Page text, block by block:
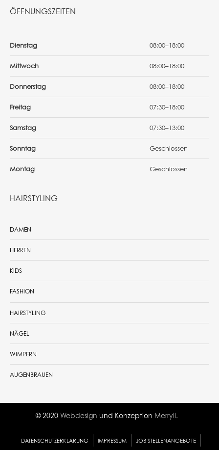
ÖFFNUNGSZEITEN
Dienstag 08:00–18:00
Mittwoch 08:00–18:00
Donnerstag 08:00–18:00
Freitag 07:30–18:00
Samstag 07:30–13:00
Sonntag Geschlossen
Montag Geschlossen
HAIRSTYLING
DAMEN
HERREN
KIDS
FASHION
HAIRSTYLING
NÄGEL
WIMPERN
AUGENBRAUEN
© 2020 Webdesign und Konzeption Merryll.
DATENSCHUTZERKLÄRUNG IMPRESSUM JOB STELLENANGEBOTE